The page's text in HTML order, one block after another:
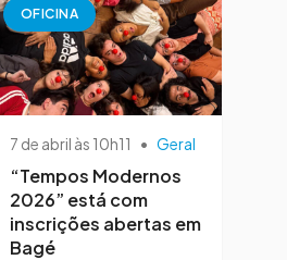
OFICINA
7 de abril às 10h11 • Geral
“Tempos Modernos
2026” está com
inscrições abertas em
Bagé